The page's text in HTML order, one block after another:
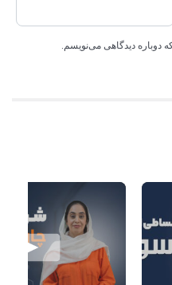
دوباره دیدگاهی می‌نویسم.